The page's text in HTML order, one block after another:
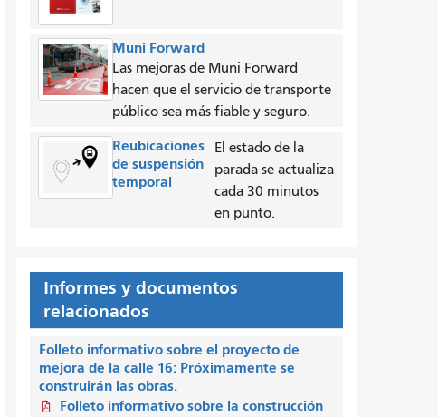
Muni Forward
Las mejoras de Muni Forward
hacen que el servicio de transporte
público sea más fiable y seguro.
Reubicaciones
de suspensión
temporal
El estado de la
parada se actualiza
cada 30 minutos
en punto.
Informes y documentos
relacionados
Folleto informativo sobre el proyecto de
mejora de la calle 16: Próximamente se
construirán las obras.
Folleto informativo sobre la construcción